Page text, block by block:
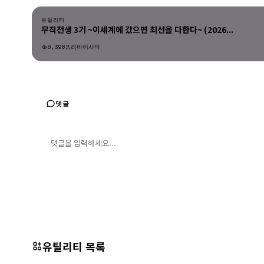
유틸리티
무직전생 3기 ~이세계에 갔으면 최선을 다한다~ (2026...
6,396 리바이사마
유틸리티
댓글
유틸리티 목록